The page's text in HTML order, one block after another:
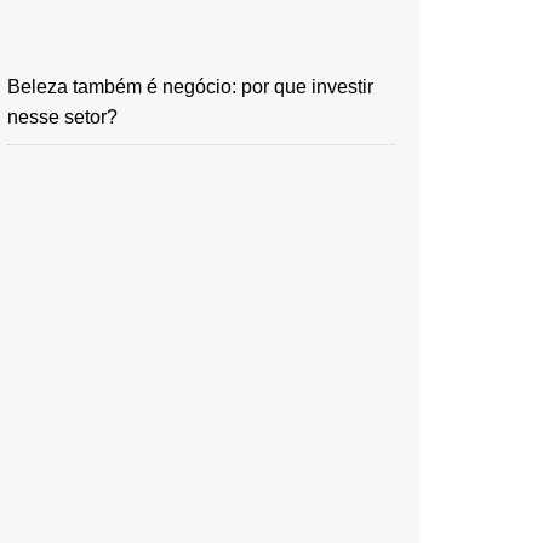
Beleza também é negócio: por que investir
nesse setor?